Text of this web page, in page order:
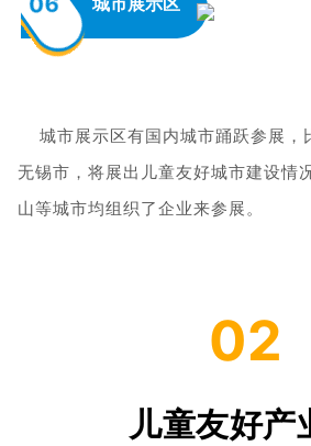
城市展示区有国内城市踊跃参展，
无锡市，将展出儿童友好城市建设情
山等城市均组织了企业来参展。
02
儿童友好产